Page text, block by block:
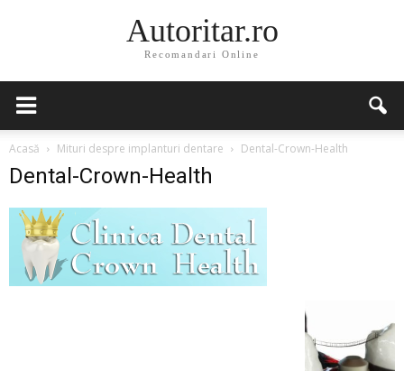
Autoritar.ro
Recomandari Online
Acasă Mituri despre implanturi dentare Dental-Crown-Health
Dental-Crown-Health